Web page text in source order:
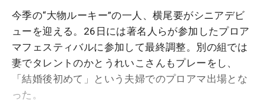
今季の“大物ルーキー”の一人、横尾要がシニアデビ
ューを迎える。26日には著名人らが参加したプロア
マフェスティバルに参加して最終調整。別の組では
妻でタレントのかとうれいこさんもプレーをし、
「結婚後初めて」という夫婦でのプロアマ出場とな
った。